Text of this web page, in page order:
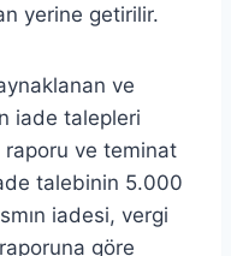
yerine getirilir.
ve
iade talepleri
raporu ve teminat
talebinin 5.000
iadesi, vergi
göre